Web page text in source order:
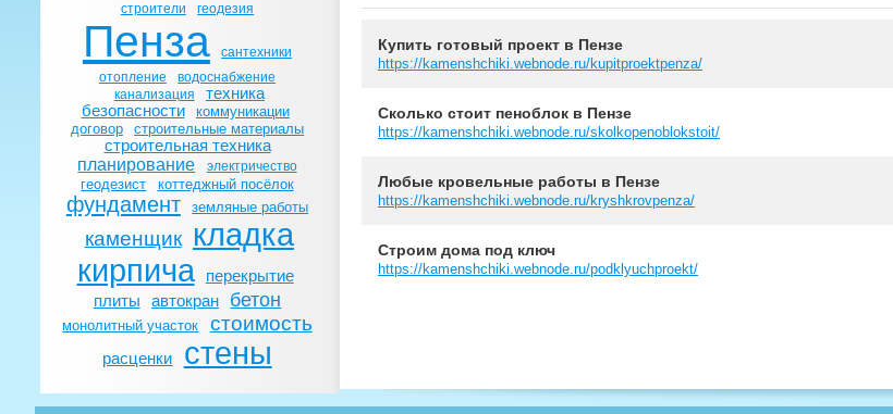
Купить готовый проект в Пензе
https://kamenshchiki.webnode.ru/kupitproektpenza/
Сколько стоит пеноблок в Пензе
https://kamenshchiki.webnode.ru/skolkopenoblokstoit/
Любые кровельные работы в Пензе
https://kamenshchiki.webnode.ru/kryshkrovpenza/
Строим дома под ключ
https://kamenshchiki.webnode.ru/podklyuchproekt/
строители
геодезия
Пенза
сантехники
отопление
водоснабжение
канализация
техника
безопасности
коммуникации
договор
строительные материалы
строительная техника
планирование электричество
геодезист коттеджный посёлок
фундамент земляные работы
каменщик кладка
кирпича
перекрытие
плиты
автокран бетон
монолитный участок стоимость
расценки стены